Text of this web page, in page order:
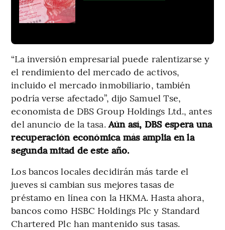
“La inversión empresarial puede ralentizarse y
el rendimiento del mercado de activos,
incluido el mercado inmobiliario, también
podría verse afectado”, dijo Samuel Tse,
economista de DBS Group Holdings Ltd., antes
del anuncio de la tasa.Aún así, DBS espera una
recuperación económica más amplia en la
segunda mitad de este año.
Los bancos locales decidirán más tarde el
jueves si cambian sus mejores tasas de
préstamo en línea con la HKMA. Hasta ahora,
bancos como HSBC Holdings Plc y Standard
Chartered Plc han mantenido sus tasas.